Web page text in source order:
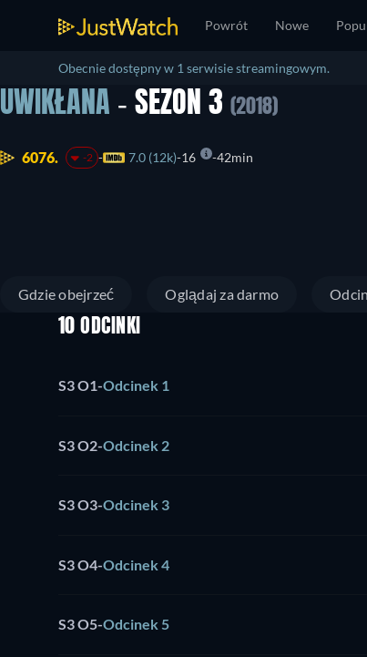
Powrót Nowe
Obecnie dostępny w 1 serwisie streamingowym.
UWIKŁANA - SEZON 3 (2018)
6076. -2 7.0 (12k) 16 42min
Gdzie obejrzeć Oglądaj za darmo
10 ODCINKI
S3 O1-Odcinek 1
S3 O2-Odcinek 2
S3 O3-Odcinek 3
S3 O4-Odcinek 4
S3 O5-Odcinek 5